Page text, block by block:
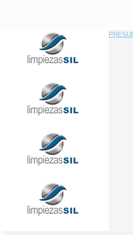
Llama Ahora Sin Compromiso
91 433 08 95
CÓMO